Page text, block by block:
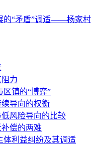
的“矛盾”调适——杨家村
力
区镇的“博弈”
导向的权衡
风险导向的比较
偿的两难
体利益纠纷及其调适